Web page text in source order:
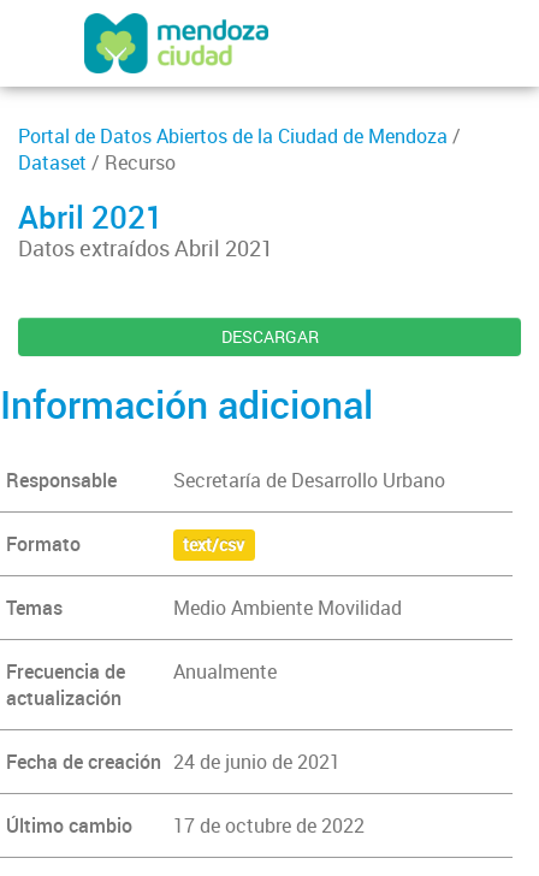
Portal de Datos Abiertos de la Ciudad de Mendoza /
Dataset / Recurso
Abril 2021
Datos extraídos Abril 2021
DESCARGAR
Información adicional
Responsable Secretaría de Desarrollo Urbano
Formato text/csv
Temas Medio Ambiente Movilidad
Frecuencia de
actualización
Anualmente
Fecha de creación 24 de junio de 2021
Último cambio 17 de octubre de 2022